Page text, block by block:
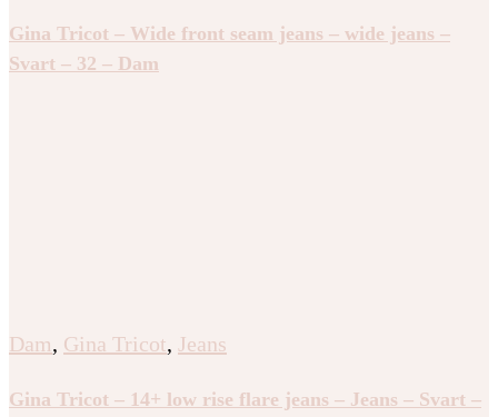
Gina Tricot – Wide front seam jeans – wide jeans –
Svart – 32 – Dam
Dam, Gina Tricot, Jeans
Gina Tricot – 14+ low rise flare jeans – Jeans – Svart –